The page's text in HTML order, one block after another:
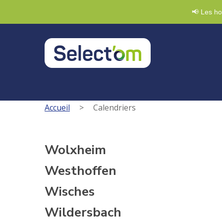
📢 Les
Nous
Accueil > Calendriers
Wolxheim
Westhoffen
Wisches
Wildersbach